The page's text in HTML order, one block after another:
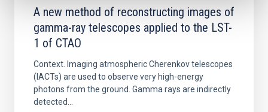
A new method of reconstructing images of
gamma-ray telescopes applied to the LST-
1 of CTAO
Context. Imaging atmospheric Cherenkov telescopes
(IACTs) are used to observe very high-energy
photons from the ground. Gamma rays are indirectly
detected...